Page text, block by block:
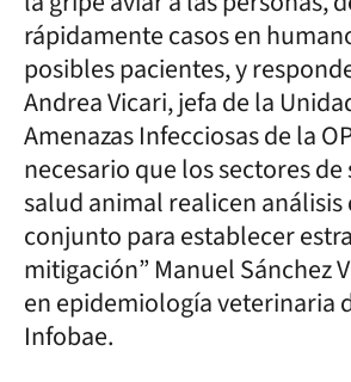
rápidamente casos en
posibles pacientes, y
Andrea Vicari, jefa de la
Amenazas Infecciosas de la
necesario que los sectores
salud animal realicen análisis
conjunto para establecer
mitigación” Manuel Sánchez
en epidemiología veterinaria
Infobae.